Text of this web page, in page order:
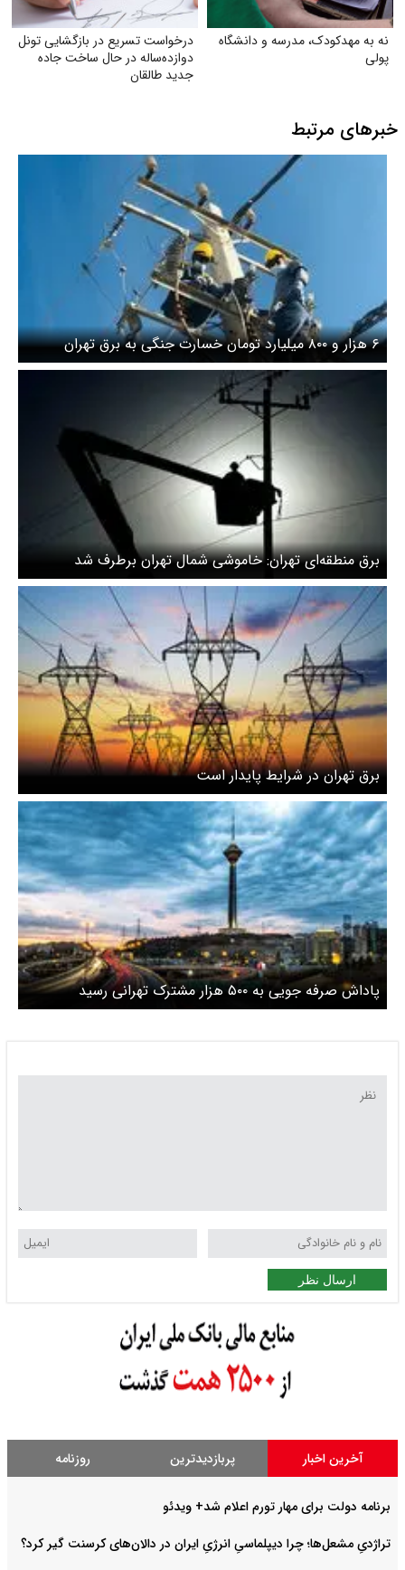
نه به مهدکودک، مدرسه و دانشگاه
پولی
درخواست تسریع در بازگشایی تونل
دوازده‌ساله در حال ساخت جاده
جدید طالقان
خبرهای مرتبط
۶ هزار و ۸۰۰ میلیارد تومان خسارت جنگی به برق تهران
برق منطقه‌ای تهران: خاموشی شمال تهران برطرف شد
برق تهران در شرایط پایدار است
پاداش صرفه جویی به ۵۰۰ هزار مشترک تهرانی رسید
ارسال نظر
آخرین اخبار پربازدیدترین روزنامه
برنامه دولت برای مهار تورم اعلام شد+ ویدئو
تراژدیِ مشعل‌ها؛ چرا دیپلماسیِ انرژیِ ایران در دالان‌های کرسنت گیر کرد؟